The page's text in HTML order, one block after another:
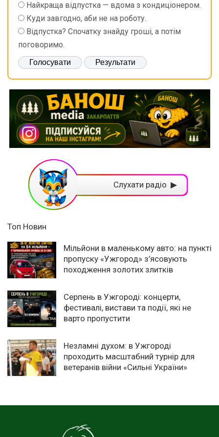
Найкраща відпустка — вдома з кондиціонером.
Куди завгодно, аби не на роботу.
Відпустка? Спочатку знайду гроші, а потім
поговоримо.
Слухати радіо ▶
Топ Новин
Мільйони в маленькому авто: на пункті
пропуску «Ужгород» з’ясовують
походження золотих злитків
Серпень в Ужгороді: концерти,
фестивалі, вистави та події, які не
варто пропустити
Незламні духом: в Ужгороді
проходить масштабний турнір для
ветеранів війни «Сильні України»